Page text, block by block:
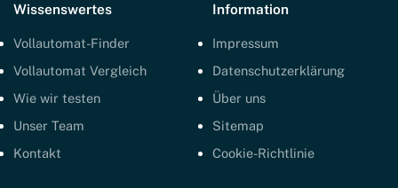
Wissenswertes
Vollautomat-Finder
Vollautomat Vergleich
Wie wir testen
Unser Team
Kontakt
Information
Impressum
Datenschutzerklärung
Über uns
Sitemap
Cookie-Richtlinie